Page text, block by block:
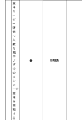
変
革
リ
ー
ダ
ー
研
修
～
人
数
を
増
や
さ
ず
今
の
メ
ン
バ
ーで
変
革
を
実
現
す
る
● 管理職